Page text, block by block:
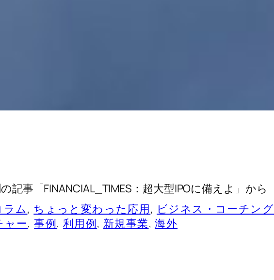
事「FINANCIAL_TIMES：超大型IPOに備えよ」から
ラム, ちょっと変わった応用, ビジネス・コーチング
ャー, 事例, 利用例, 新規事業, 海外